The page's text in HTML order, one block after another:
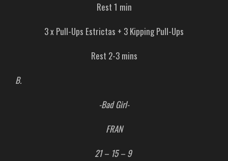
Rest 1 min
3 x Pull-Ups Estrictas + 3 Kipping Pull-Ups
Rest 2-3 mins
B.
-Bad Girl-
FRAN
21 – 15 – 9